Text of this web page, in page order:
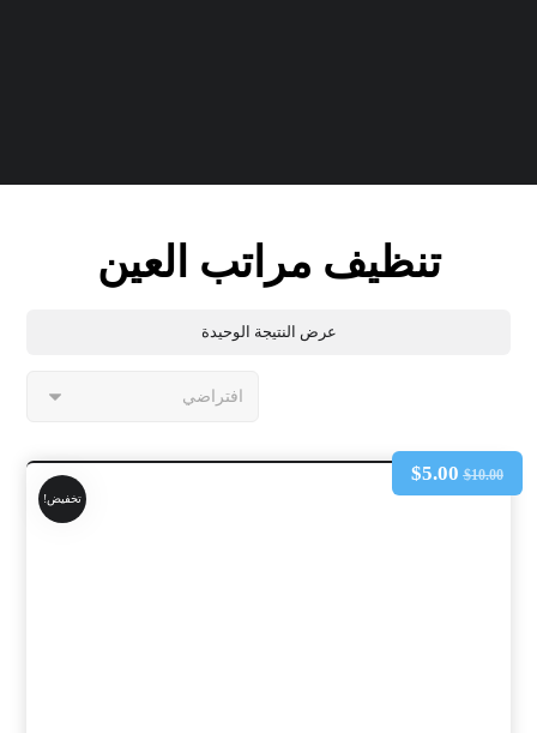
تنظيف مراتب العين
عرض النتيجة الوحيدة
تخفيض!
$10.00
$5.00